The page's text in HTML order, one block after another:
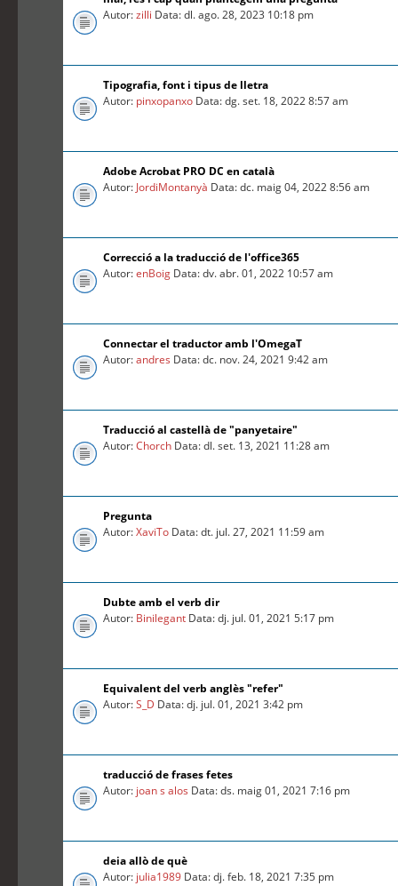
Autor:zilli Data: dl. ago. 28, 2023 10:18 pm
Tipografia, font i tipus de lletra
Autor: pinxopanxo Data: dg. set. 18, 2022 8:57 am
Adobe Acrobat PRO DC en català
Autor: JordiMontanyà Data: dc. maig 04, 2022 8:56 am
Correcció a la traducció de l'office365
Autor:enBoig Data: dv. abr. 01, 2022 10:57 am
Connectar el traductor amb l'OmegaT
Autor:andres Data: dc. nov. 24, 2021 9:42 am
Traducció al castellà de "panyetaire"
Autor:Chorch Data: dl. set. 13, 2021 11:28 am
Pregunta
Autor:XaviTo Data: dt. jul. 27, 2021 11:59 am
Dubte amb el verb dir
Autor: Binilegant Data: dj. jul. 01, 2021 5:17 pm
Equivalent del verb anglès "refer"
Autor:S_D Data: dj. jul. 01, 2021 3:42 pm
traducció de frases fetes
Autor: joan s alos Data: ds. maig 01, 2021 7:16 pm
deia allò de què
Autor: julia1989 Data: dj. feb. 18, 2021 7:35 pm